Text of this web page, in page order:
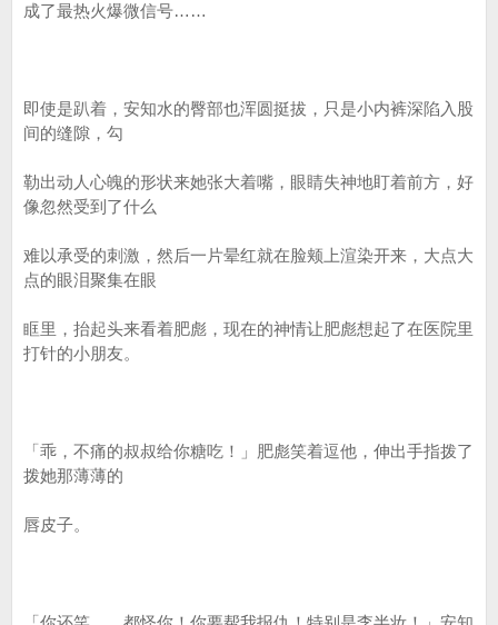
成了最热火爆微信号……
即使是趴着，安知水的臀部也浑圆挺拔，只是小内裤深陷入股
间的缝隙，勾
勒出动人心魄的形状来她张大着嘴，眼睛失神地盯着前方，好
像忽然受到了什么
难以承受的刺激，然后一片晕红就在脸颊上渲染开来，大点大
点的眼泪聚集在眼
眶里，抬起头来看着肥彪，现在的神情让肥彪想起了在医院里
打针的小朋友。
「乖，不痛的叔叔给你糖吃！」肥彪笑着逗他，伸出手指拨了
拨她那薄薄的
唇皮子。